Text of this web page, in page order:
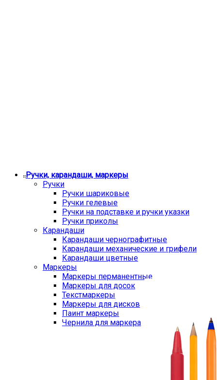
Ручки, карандаши, маркеры
Ручки
Ручки шариковые
Ручки гелевые
Ручки на подставке и ручки указки
Ручки приколы
Карандаши
Карандаши чернографитные
Карандаши механические и грифели
Карандаши цветные
Маркеры
Маркеры перманентные
Маркеры для досок
Текстмаркеры
Маркеры для дисков
Паинт маркеры
Чернила для маркера